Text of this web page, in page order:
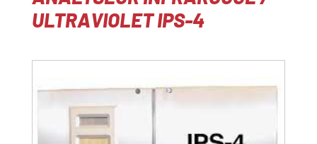
ULTRAVIOLET IPS-4